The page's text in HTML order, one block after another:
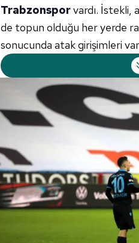
Trabzonsporvardı. İstekli,
de topun olduğu her yerde
sonucunda atak girişimleri